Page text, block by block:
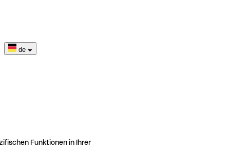
de
Funktionen in Ihrer